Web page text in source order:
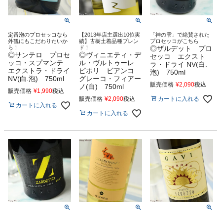
定番泡のプロセッコなら
外観にもこだわりたいか
ら！
◎サンテロ プロセ
ッコ・スプマンテ
エクストラ・ドライ
NV(白.泡) 750ml
販売価格 ¥1,990税込
カートに入れる
【2013年店主選出10位実
績】古樹土着品種ブレン
ド！
◎ヴィニエティ・デ
ル・ヴルトゥーレ
ピポリ ビアンコ
グレーコ・フィアー
ノ(白) 750ml
販売価格 ¥2,090税込
カートに入れる
「神の雫」で絶賛された
プロセッコがこちら
◎ザルデット プロ
セッコ エクスト
ラ・ドライ NV(白.
泡) 750ml
販売価格 ¥2,090税込
カートに入れる